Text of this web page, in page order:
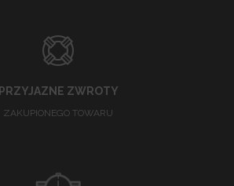
PRZYJAZNE ZWROTY
ZAKUPIONEGO TOWARU